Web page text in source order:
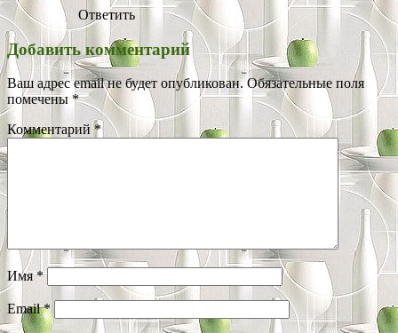
Ответить
Добавить комментарий
Ваш адрес email не будет опубликован. Обязательные поля
помечены *
Комментарий*
Имя*
Email*